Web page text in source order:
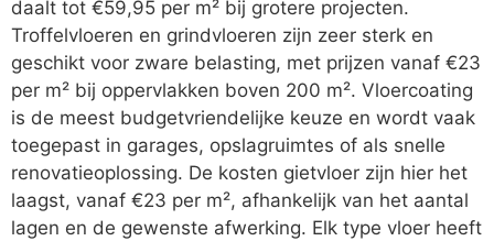
daalt tot €59,95 per m² bij grotere projecten.
Troffelvloeren en grindvloeren zijn zeer sterk en
geschikt voor zware belasting, met prijzen vanaf €23
per m² bij oppervlakken boven 200 m². Vloercoating
is de meest budgetvriendelijke keuze en wordt vaak
toegepast in garages, opslagruimtes of als snelle
renovatieoplossing. De kosten gietvloer zijn hier het
laagst, vanaf €23 per m², afhankelijk van het aantal
lagen en de gewenste afwerking. Elk type vloer heeft